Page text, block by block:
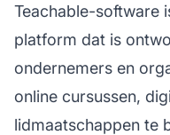
Teachable-software
platform dat is
ondernemers en
online cursussen,
lidmaatschappen te